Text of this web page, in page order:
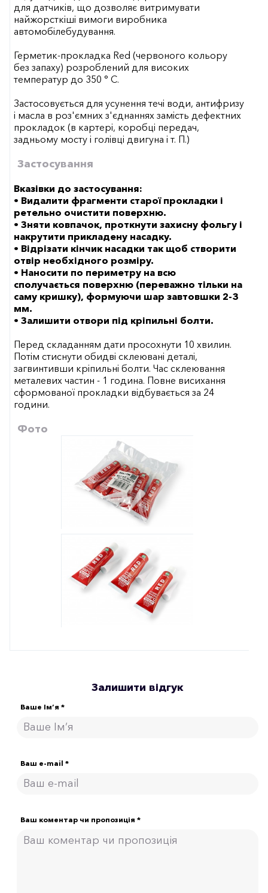
для датчиків, що дозволяє витримувати
найжорсткіші вимоги виробника
автомобілебудування.
Герметик-прокладка Red (червоного кольору
без запаху) розроблений для високих
температур до 350 ° С.
Застосовується для усунення течі води, антифризу
і масла в роз'ємних з'єднаннях замість дефектних
прокладок (в картері, коробці передач,
задньому мосту і голівці двигуна і т. П.)
Застосування
Вказівки до застосування:
• Видалити фрагменти старої прокладки і
ретельно очистити поверхню.
• Зняти ковпачок, проткнути захисну фольгу і
накрутити прикладену насадку.
• Відрізати кінчик насадки так щоб створити
отвір необхідного розміру.
• Наносити по периметру на всю
сполучається поверхню (переважно тільки на
саму кришку), формуючи шар завтовшки 2-3
мм.
• Залишити отвори під кріпильні болти.
Перед складанням дати просохнути 10 хвилин.
Потім стиснути обидві склеювані деталі,
загвинтивши кріпильні болти. Час склеювання
металевих частин - 1 година. Повне висихання
сформованої прокладки відбувається за 24
години.
Фото
Залишити відгук
Ваше Ім’я *
Ваш e-mail *
Ваш коментар чи пропозиція *